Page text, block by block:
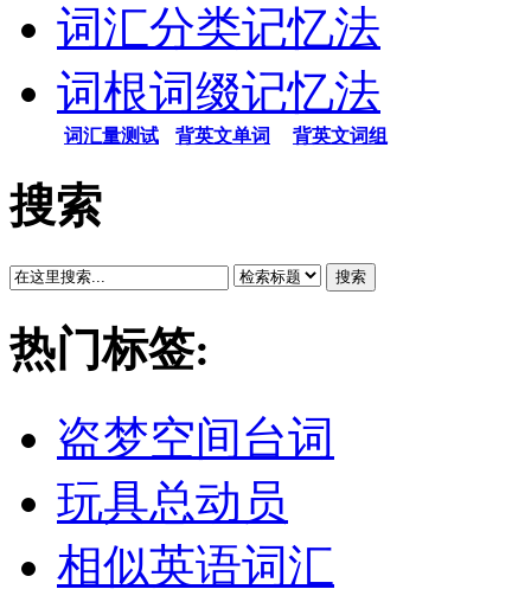
词汇分类记忆法
词根词缀记忆法
词汇量测试 背英文单词 背英文词组
搜索
搜索
热门标签:
盗梦空间台词
玩具总动员
相似英语词汇